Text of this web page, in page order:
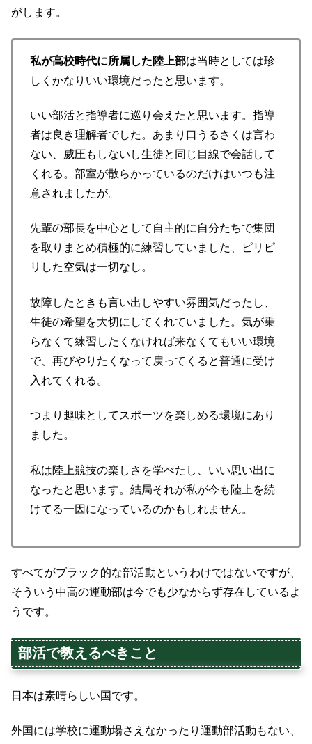
がします。
私が高校時代に所属した陸上部は当時としては珍
しくかなりいい環境だったと思います。
いい部活と指導者に巡り会えたと思います。指導
者は良き理解者でした。あまり口うるさくは言わ
ない、威圧もしないし生徒と同じ目線で会話して
くれる。部室が散らかっているのだけはいつも注
意されましたが。
先輩の部長を中心として自主的に自分たちで集団
を取りまとめ積極的に練習していました、ピリピ
リした空気は一切なし。
故障したときも言い出しやすい雰囲気だったし、
生徒の希望を大切にしてくれていました。気が乗
らなくて練習したくなければ来なくてもいい環境
で、再びやりたくなって戻ってくると普通に受け
入れてくれる。
つまり趣味としてスポーツを楽しめる環境にあり
ました。
私は陸上競技の楽しさを学べたし、いい思い出に
なったと思います。結局それが私が今も陸上を続
けてる一因になっているのかもしれません。
すべてがブラック的な部活動というわけではないですが、
そういう中高の運動部は今でも少なからず存在しているよ
うです。
部活で教えるべきこと
日本は素晴らしい国です。
外国には学校に運動場さえなかったり運動部活動もない、